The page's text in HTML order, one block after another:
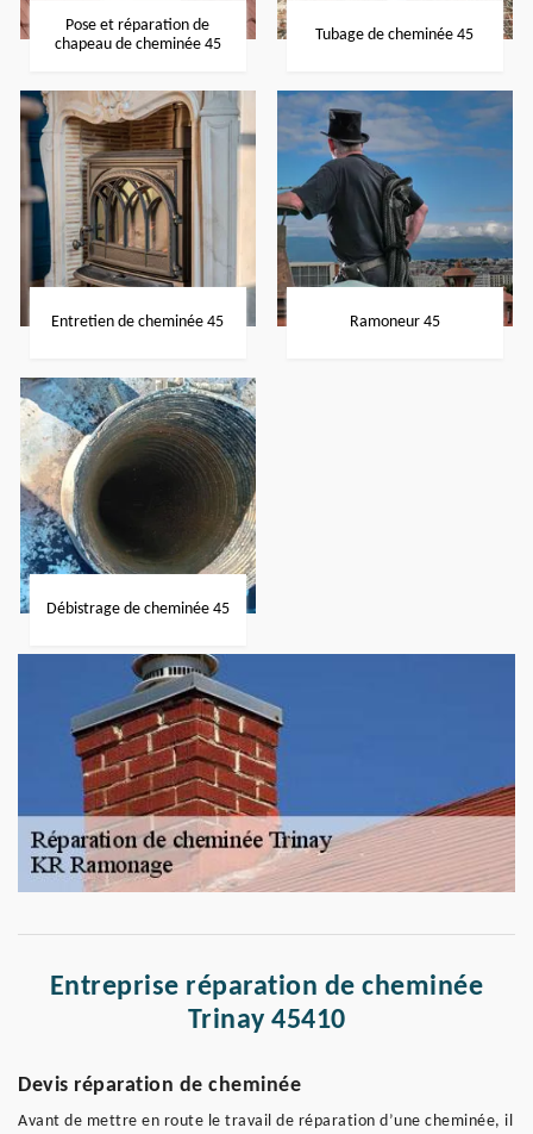
Pose et réparation de
chapeau de cheminée 45
Tubage de cheminée 45
Entretien de cheminée 45 Ramoneur 45
Débistrage de cheminée 45
Entreprise réparation de cheminée
Trinay 45410
Devis réparation de cheminée
Avant de mettre en route le travail de réparation d’une cheminée, il